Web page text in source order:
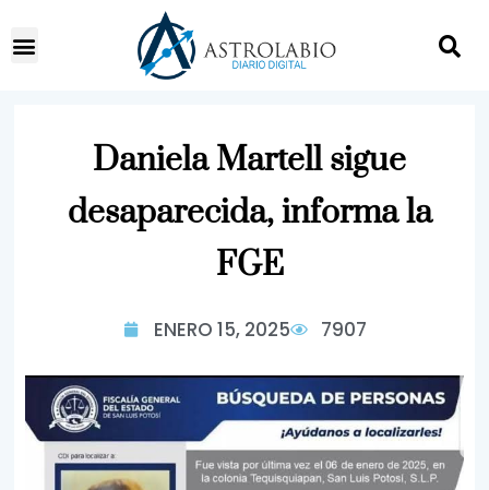
Daniela Martell sigue
desaparecida, informa la
FGE
ENERO 15, 2025 7907